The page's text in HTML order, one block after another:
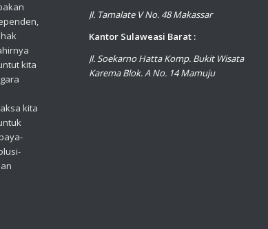
kita
kita
Jl. Tamalate V No. 48 Makassar
Kantor Sulaweasi Barat :
Jl. Soekarno Hatta Komp. Bukit Wisata
Karema Blok. A No. 14 Mamuju